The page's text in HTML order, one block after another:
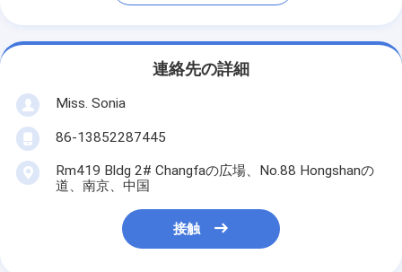
連絡先の詳細
Miss. Sonia
86-13852287445
Rm419 Bldg 2# Changfaの広場、No.88 Hongshanの
道、南京、中国
接触